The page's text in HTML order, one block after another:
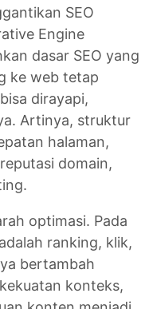
SEO
Engine
dasar SEO yang
ke web tetap
dirayapi,
Artinya, struktur
halaman,
domain,
optimasi. Pada
ranking, klik,
bertambah
konteks,